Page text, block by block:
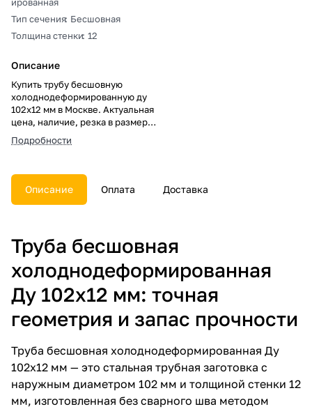
Тип сечения: Бесшовная
Толщина стенки: 12
Описание
Купить трубу бесшовную
холоднодеформированную ду
102х12 мм в Москве. Актуальная
цена, наличие, резка в размер,
погрузка, доставка, расчет веса
и документы.
Подробности
Описание Оплата Доставка
Труба бесшовная
холоднодеформированная
Ду 102х12 мм: точная
геометрия и запас прочности
Труба бесшовная холоднодеформированная Ду
102х12 мм — это стальная трубная заготовка с
наружным диаметром 102 мм и толщиной стенки 12
мм, изготовленная без сварного шва методом